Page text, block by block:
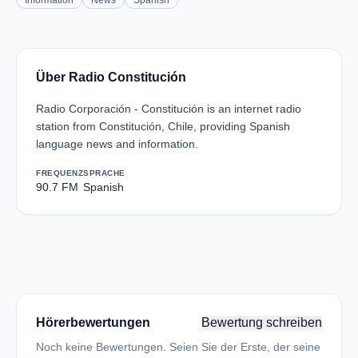
Über Radio Constitución
Radio Corporación - Constitución is an internet radio
station from Constitución, Chile, providing Spanish
language news and information.
FREQUENZ
90.7 FM
SPRACHE
Spanish
Hörerbewertungen Bewertung schreiben
Noch keine Bewertungen. Seien Sie der Erste, der seine